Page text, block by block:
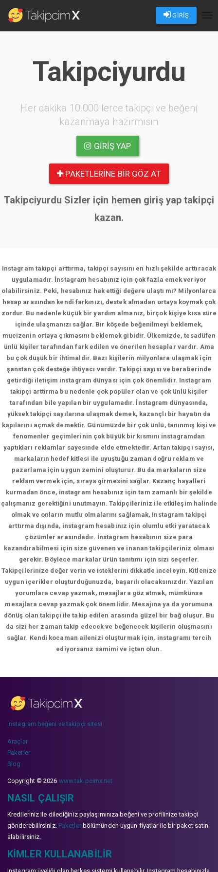
GİRİŞ
Takipciyurdu
Her dakika 10.000 lerce takipçi ve beğeni
kazanmaya hazırmısın
GIRIŞ YAP
PAKETLERINE BIR GÖZ AT
Takipciyurdu Sizler için hemen giriş yap takipçi
kazan.
Instagram takipçi arttırma, takipçi sayısını en hızlı şekilde arttıracak
uygulamadır. İnstagram hesabınız için çok fazla emek veriyor
olabilirsiniz. Peki, hesabınız hak ettiği değere ulaştı mı? Milyonlarca
hesap arasından kendi farkınızı, destek almadan ortaya koymak çok
zordur. Bu nedenle küçük bir yardım almanız, birçok kişiye kısa süre
içinde ulaşmanızı sağlar. Bir köşede beğenilmeyi beklemek,
mucizenin ortaya çıkmasını beklemek gibidir. Ülkemizde, tesadüfen
ünlü kişiler tarafından fark edilen ve önerilen hesaplar vardır. Ama
bu çok düşük bir ihtimaldir. Bazı kişilerin milyonlara ulaşmak için
şanstan çok desteğe ihtiyacı vardır. Takipçi sayısı ve beraberinde
getirdiği iletişim instagram dünyası için çok önemlidir. Instagram
takipçi arttirma bu nedenle çok popüler olan ve çok ünlü kişiler
tarafından bile yapılan bir uygulamadır. İnstagram dünyasında,
yüksek takipçi sayılarına ulaşmak demek, kazançlı bir hayatın da
kapılarını açmak demektir. Günümüzde bir çok ünlü, tanınmış kişi ve
fenomenler geçimlerinin çok büyük bir kısmını instagramdan
yaptıkları reklamlar sayesinde elde etmektedir. Artan takipçi sayısı,
markaların hedef kitlesi ile uyuştuğu zaman doğru reklam ve
pazarlama için uygun zemini oluşturur. Bu da markaların size
reklam vermek için, sıraya girmesini sağlar. Kazanç hayalleri
kurmadan önce, instagram hesabınız için tam zamanlı bir şekilde
çalışmanız gerektiğini unutmayın. Takipçileriniz ile etkileşim halinde
olmak ve onların mutlu olmalarını sağlamak, Instagram takipçi
arttırma dışında, instagram hesabınız için olumlu etki yaratacak
çözümler arasındadır. İnstagram hesabının size para
kazandırabilmesi için size güvenen ve inanan takipçileriniz olması
gerekir. Böylece markalar ürün tanıtımı için sizi seçerler.
Takipçilerinize değer verin ve isteklerini dikkatle inceleyin. Kitlenize
uygun içerikler oluşturduğunuzda, başarılı olacaksınızdır. Yazılan
yorumlara cevap yazmak, mesajlara göz atmak, mümkünse
mesajlara cevap yazmak çok önemlidir. Mesajına ya da yorumuna
dönüş olan takipçi ile takip edilen arasında güzel bir bağ oluşur. Bu
da sizi her zaman takip edecek ve beğenecek kişilerin oluşmasını
sağlar. Kendi kocaman ailenizi oluşturmak için, instagramı tercih
ediyorsanız samimi ve içten olun.
instagram beğeni ve takipçi sitesi
Araçlar
Paketler
Blog
Copyright © 2026 www.takipcimx.net
NASIL ÇALIŞIR
Kredileriniz ile dilediğiniz paylaşımınıza beğeni ve profilinize takipçi
gönderebilirsiniz. Paketlerbölümünden uygun fiyatlar ile bir paket satın
alabilirsiniz.
KIMLER KULLANABILIR
Instagram üyeliği olan herkes sistemi kullanabilir. Instagram hesabınızla